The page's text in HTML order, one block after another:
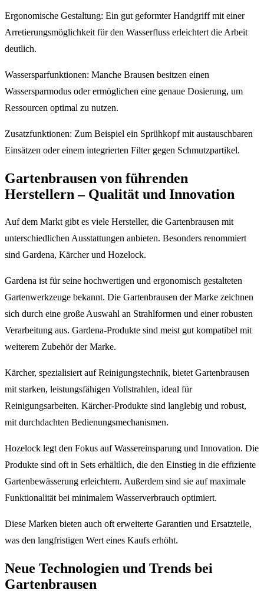
Ergonomische Gestaltung: Ein gut geformter Handgriff mit einer
Arretierungsmöglichkeit für den Wasserfluss erleichtert die Arbeit
deutlich.
Wassersparfunktionen: Manche Brausen besitzen einen
Wassersparmodus oder ermöglichen eine genaue Dosierung, um
Ressourcen optimal zu nutzen.
Zusatzfunktionen: Zum Beispiel ein Sprühkopf mit austauschbaren
Einsätzen oder einem integrierten Filter gegen Schmutzpartikel.
Gartenbrausen von führenden
Herstellern – Qualität und Innovation
Auf dem Markt gibt es viele Hersteller, die Gartenbrausen mit
unterschiedlichen Ausstattungen anbieten. Besonders renommiert
sind Gardena, Kärcher und Hozelock.
Gardena ist für seine hochwertigen und ergonomisch gestalteten
Gartenwerkzeuge bekannt. Die Gartenbrausen der Marke zeichnen
sich durch eine große Auswahl an Strahlformen und einer robusten
Verarbeitung aus. Gardena-Produkte sind meist gut kompatibel mit
weiterem Zubehör der Marke.
Kärcher, spezialisiert auf Reinigungstechnik, bietet Gartenbrausen
mit starken, leistungsfähigen Vollstrahlen, ideal für
Reinigungsarbeiten. Kärcher-Produkte sind langlebig und robust,
mit durchdachten Bedienungsmechanismen.
Hozelock legt den Fokus auf Wassereinsparung und Innovation. Die
Produkte sind oft in Sets erhältlich, die den Einstieg in die effiziente
Gartenbewässerung erleichtern. Außerdem sind sie auf maximale
Funktionalität bei minimalem Wasserverbrauch optimiert.
Diese Marken bieten auch oft erweiterte Garantien und Ersatzteile,
was den langfristigen Wert eines Kaufs erhöht.
Neue Technologien und Trends bei
Gartenbrausen